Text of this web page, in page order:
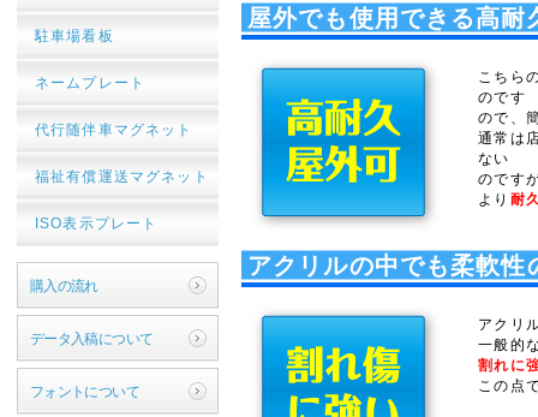
駐車場看板
ネームプレート
代行随伴車マグネット
福祉有償運送マグネット
ISO表示プレート
購入の流れ
データ入稿について
フォントについて
屋外でも使用できる高耐
こちら
のです
ので、
通常は
ない
のです
より 耐
アクリルの中でも柔軟
アクリ
一般的
割れに
この点